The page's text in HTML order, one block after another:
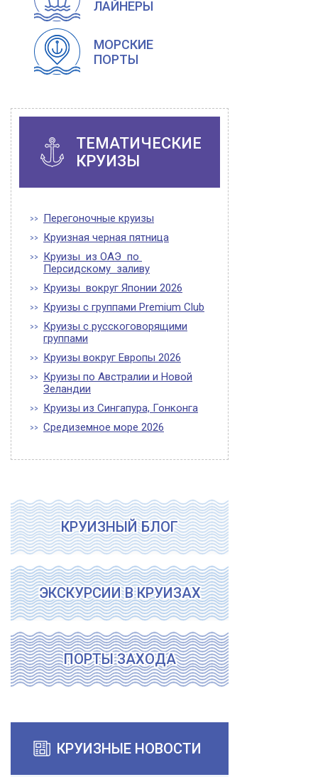
ЛАЙНЕРЫ
МОРСКИЕ
ПОРТЫ
ТЕМАТИЧЕСКИЕ
КРУИЗЫ
Перегоночные круизы
Круизная черная пятница
Круизы из ОАЭ по
Персидскому заливу
Круизы вокруг Японии 2026
Круизы с группами Premium Club
Круизы с русскоговорящими
группами
Круизы вокруг Европы 2026
Круизы по Австралии и Новой
Зеландии
Круизы из Сингапура, Гонконга
Средиземное море 2026
КРУИЗНЫЙ БЛОГ
ЭКСКУРСИИ В КРУИЗАХ
ПОРТЫ ЗАХОДА
КРУИЗНЫЕ НОВОСТИ